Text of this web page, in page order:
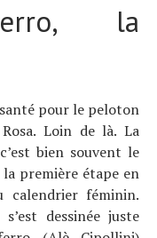
la
santé pour le peloton
Loin de là. La
bien souvent le
première étape en
calendrier féminin.
dessinée juste